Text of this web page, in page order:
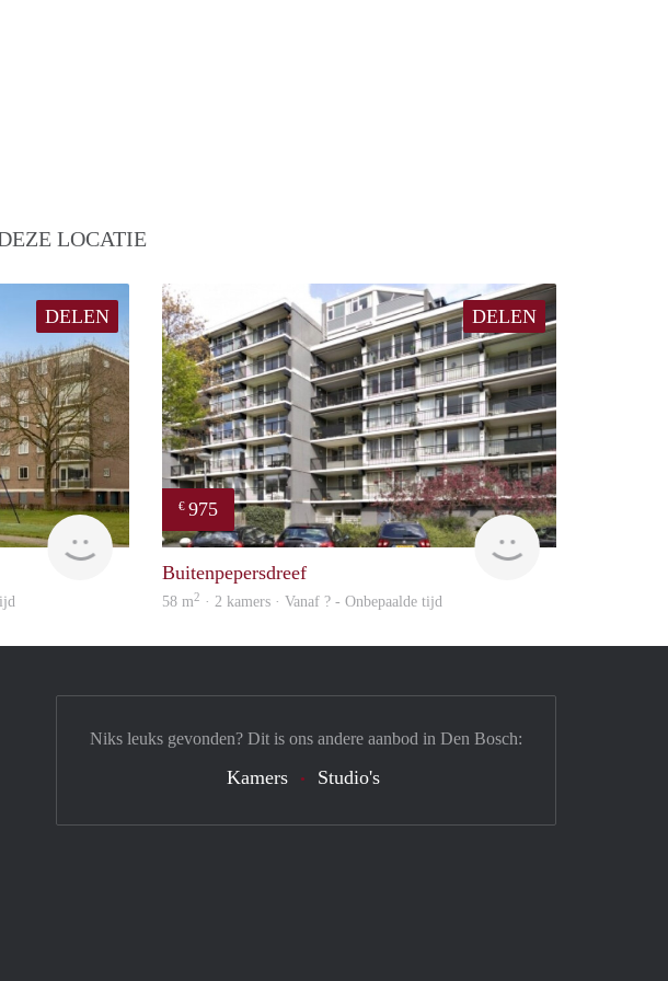
LOCATIE
DELEN
finder
DELEN
€ 975
Woning
Buitenpepersdreef
58 m2 · 2 kamers · Vanaf ? - Onbepaalde tijd
Niks leuks gevonden? Dit is ons andere aanbod in Den Bosch:
Kamers Studio's